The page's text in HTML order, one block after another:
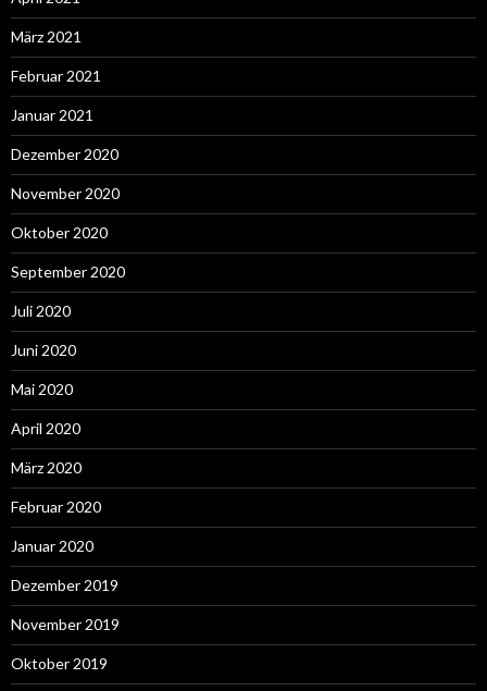
März 2021
Februar 2021
Januar 2021
Dezember 2020
November 2020
Oktober 2020
September 2020
Juli 2020
Juni 2020
Mai 2020
April 2020
März 2020
Februar 2020
Januar 2020
Dezember 2019
November 2019
Oktober 2019